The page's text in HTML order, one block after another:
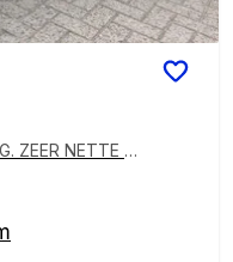
ZEER NETTE AU